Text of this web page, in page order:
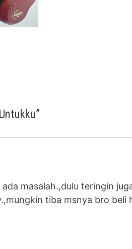
”
masalah.,dulu teringin
tiba msnya bro beli